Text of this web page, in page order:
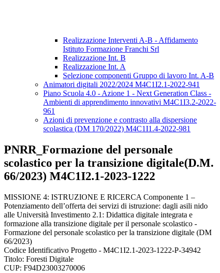
Realizzazione Interventi A-B - Affidamento
Istituto Formazione Franchi Srl
Realizzazione Int. B
Realizzazione Int. A
Selezione componenti Gruppo di lavoro Int. A-B
Animatori digitali 2022/2024 M4C1I2.1-2022-941
Piano Scuola 4.0 - Azione 1 - Next Generation Class -
Ambienti di apprendimento innovativi M4C1I3.2-2022-
961
Azioni di prevenzione e contrasto alla dispersione
scolastica (DM 170/2022) M4C1I1.4-2022-981
PNRR_Formazione del personale
scolastico per la transizione digitale(D.M.
66/2023) M4C1I2.1-2023-1222
MISSIONE 4: ISTRUZIONE E RICERCA Componente 1 –
Potenziamento dell’offerta dei servizi di istruzione: dagli asili nido
alle Università Investimento 2.1: Didattica digitale integrata e
formazione alla transizione digitale per il personale scolastico -
Formazione del personale scolastico per la transizione digitale (DM
66/2023)
Codice Identificativo Progetto - M4C1I2.1-2023-1222-P-34942
Titolo: Foresti Digitale
CUP: F94D23003270006